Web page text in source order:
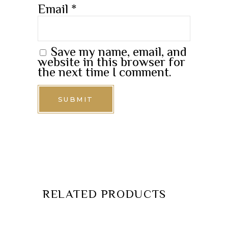
Email*
Save my name, email, and
website in this browser for
the next time I comment.
RELATED PRODUCTS